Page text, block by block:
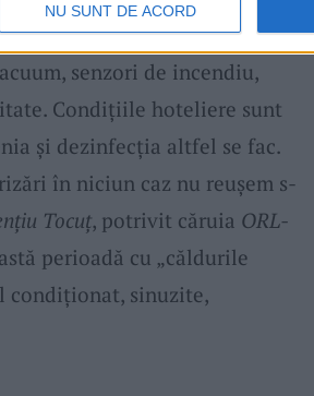
NU SUNT DE ACORD
în primăvară printr-un
senzori de incendiu,
Condițiile hoteliere sunt
și dezinfecția altfel se fac.
în niciun caz nu reușem s-
Tocuț, potrivit căruia ORL-
perioadă cu „căldurile
condiționat, sinuzite,